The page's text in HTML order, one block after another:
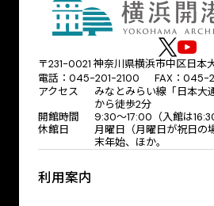
〒231-0021 神奈川県横浜市中区日本
電話：045-201-2100 FAX：045-
アクセス
みなとみらい線「日本大
から徒歩2分
開館時間
9:30〜17:00（入館は
休館日
月曜日（月曜日が祝日の
末年始、ほか。
利用案内